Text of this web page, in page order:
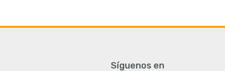
Síguenos en